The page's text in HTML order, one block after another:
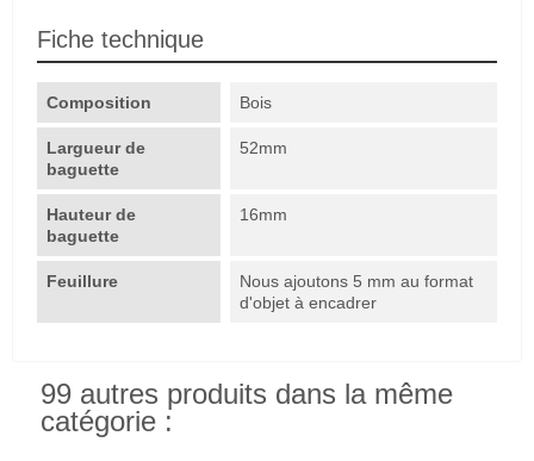
Fiche technique
Composition Bois
Largueur de
baguette
52mm
Hauteur de
baguette
16mm
Feuillure
Nous ajoutons 5 mm au format
d'objet à encadrer
99 autres produits dans la même
catégorie :